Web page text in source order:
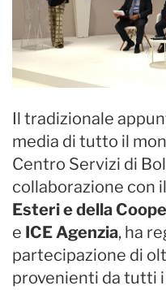
Il tradizionale
media di tutto il
Centro Servizi di
collaborazione con il
Esteri e della
e ICE Agenzia, ha
partecipazione di
provenienti da tutti